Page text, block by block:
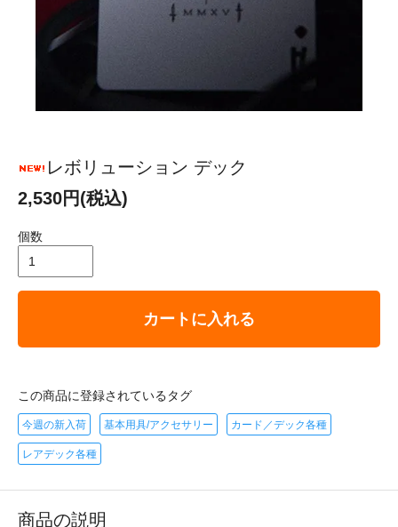
レボリューション デック
2,530円(税込)
個数
カートに入れる
この商品に登録されているタグ
今週の新入荷 基本用具/アクセサリー カード／デック各種
レアデック各種
商品の説明